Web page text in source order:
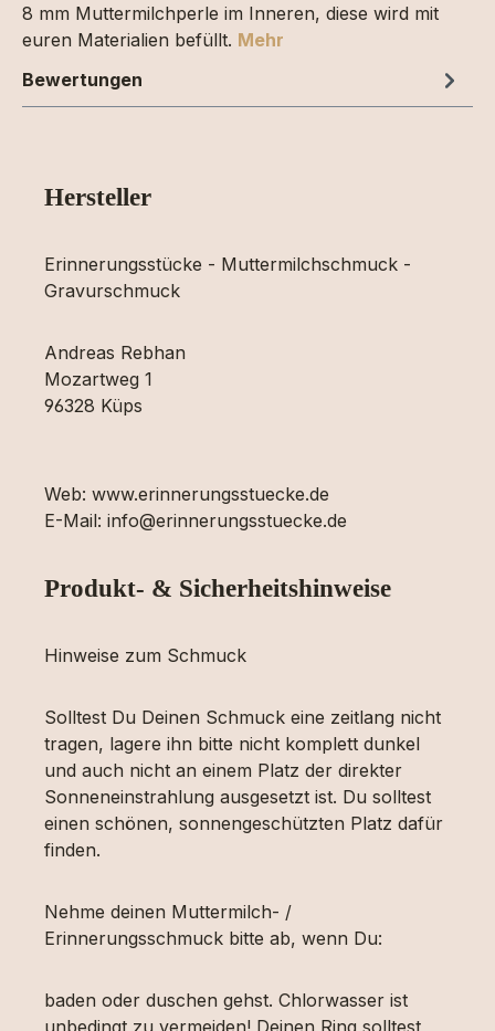
8 mm Muttermilchperle im Inneren, diese wird mit
euren Materialien befüllt. Mehr
Bewertungen
Hersteller
Erinnerungsstücke - Muttermilchschmuck -
Gravurschmuck
Andreas Rebhan
Mozartweg 1
96328 Küps
Web: www.erinnerungsstuecke.de
E-Mail: info@erinnerungsstuecke.de
Produkt- & Sicherheitshinweise
Hinweise zum Schmuck
Solltest Du Deinen Schmuck eine zeitlang nicht
tragen, lagere ihn bitte nicht komplett dunkel
und auch nicht an einem Platz der direkter
Sonneneinstrahlung ausgesetzt ist. Du solltest
einen schönen, sonnengeschützten Platz dafür
finden.
Nehme deinen Muttermilch- /
Erinnerungsschmuck bitte ab, wenn Du:
baden oder duschen gehst. Chlorwasser ist
unbedingt zu vermeiden! Deinen Ring solltest